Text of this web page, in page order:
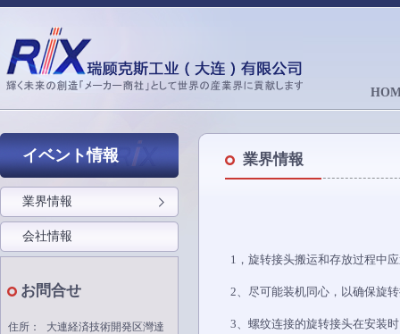
イベント情報
業界情報
会社情報
お問合せ
住所：
大連経済技術開発区灣達
業界情報
1，旋转接头搬运和存放过程中
2、尽可能装机同心，以确保旋
3、螺纹连接的旋转接头在安装